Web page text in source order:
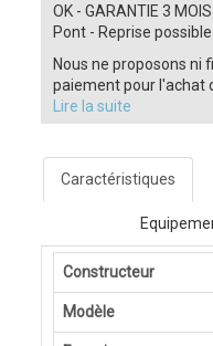
OK - GARANTIE 3
Pont - Reprise
Nous ne proposons ni
paiement pour l'achat
Lire la suite
Caractéristiques
Constructeur
Modèle